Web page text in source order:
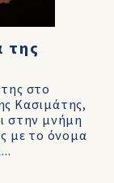
της
της στο
Κασιμάτης,
στην μνήμη
με το όνομα